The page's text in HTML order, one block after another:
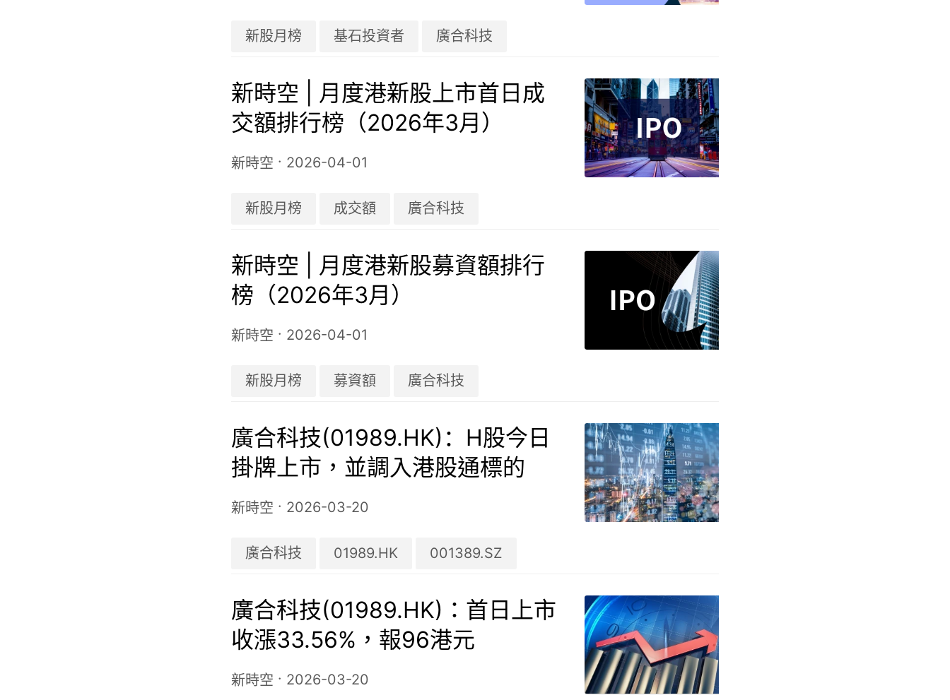
新股月榜 基石投資者 廣合科技
新時空 | 月度港新股上市首日成
交額排行榜（2026年3月）
新時空 · 2026-04-01
新股月榜 成交額 廣合科技
新時空 | 月度港新股募資額排行
榜（2026年3月）
新時空 · 2026-04-01
新股月榜 募資額 廣合科技
廣合科技(01989.HK)：H股今日
掛牌上市，並調入港股通標的
新時空 · 2026-03-20
廣合科技 01989.HK 001389.SZ
廣合科技(01989.HK)：首日上市
收漲33.56%，報96港元
新時空 · 2026-03-20